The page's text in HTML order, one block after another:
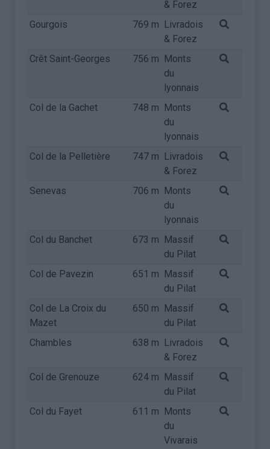
& Forez
Gourgois
769 m Livradois
& Forez
Crêt Saint-Georges
756 m Monts
du
lyonnais
Col de la Gachet
748 m Monts
du
lyonnais
Col de la Pelletière
747 m Livradois
& Forez
Senevas
706 m Monts
du
lyonnais
Col du Banchet
673 m Massif
du Pilat
Col de Pavezin
651 m Massif
du Pilat
Col de La Croix du
Mazet
650 m Massif
du Pilat
Chambles
638 m Livradois
& Forez
Col de Grenouze
624 m Massif
du Pilat
Col du Fayet
611 m Monts
du
Vivarais